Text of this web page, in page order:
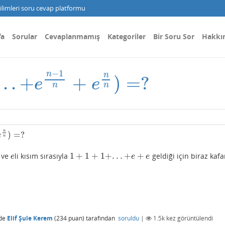
soru cevap platformu
Sorular Cevaplanmamış Kategoriler Bir Soru Sor
. . +e
n−1
n + e
n
n
) =?
n −1n+en n)= ?
n
n
) =?
ve e
eli kısım sırasıyla 1 + 1 + 1+. . . +e + e
1+1+1 +... +e+e
geldiği için biraz
Elif Şule Kerem (234 puan) tarafından soruldu | 1.5k kez görüntülendi